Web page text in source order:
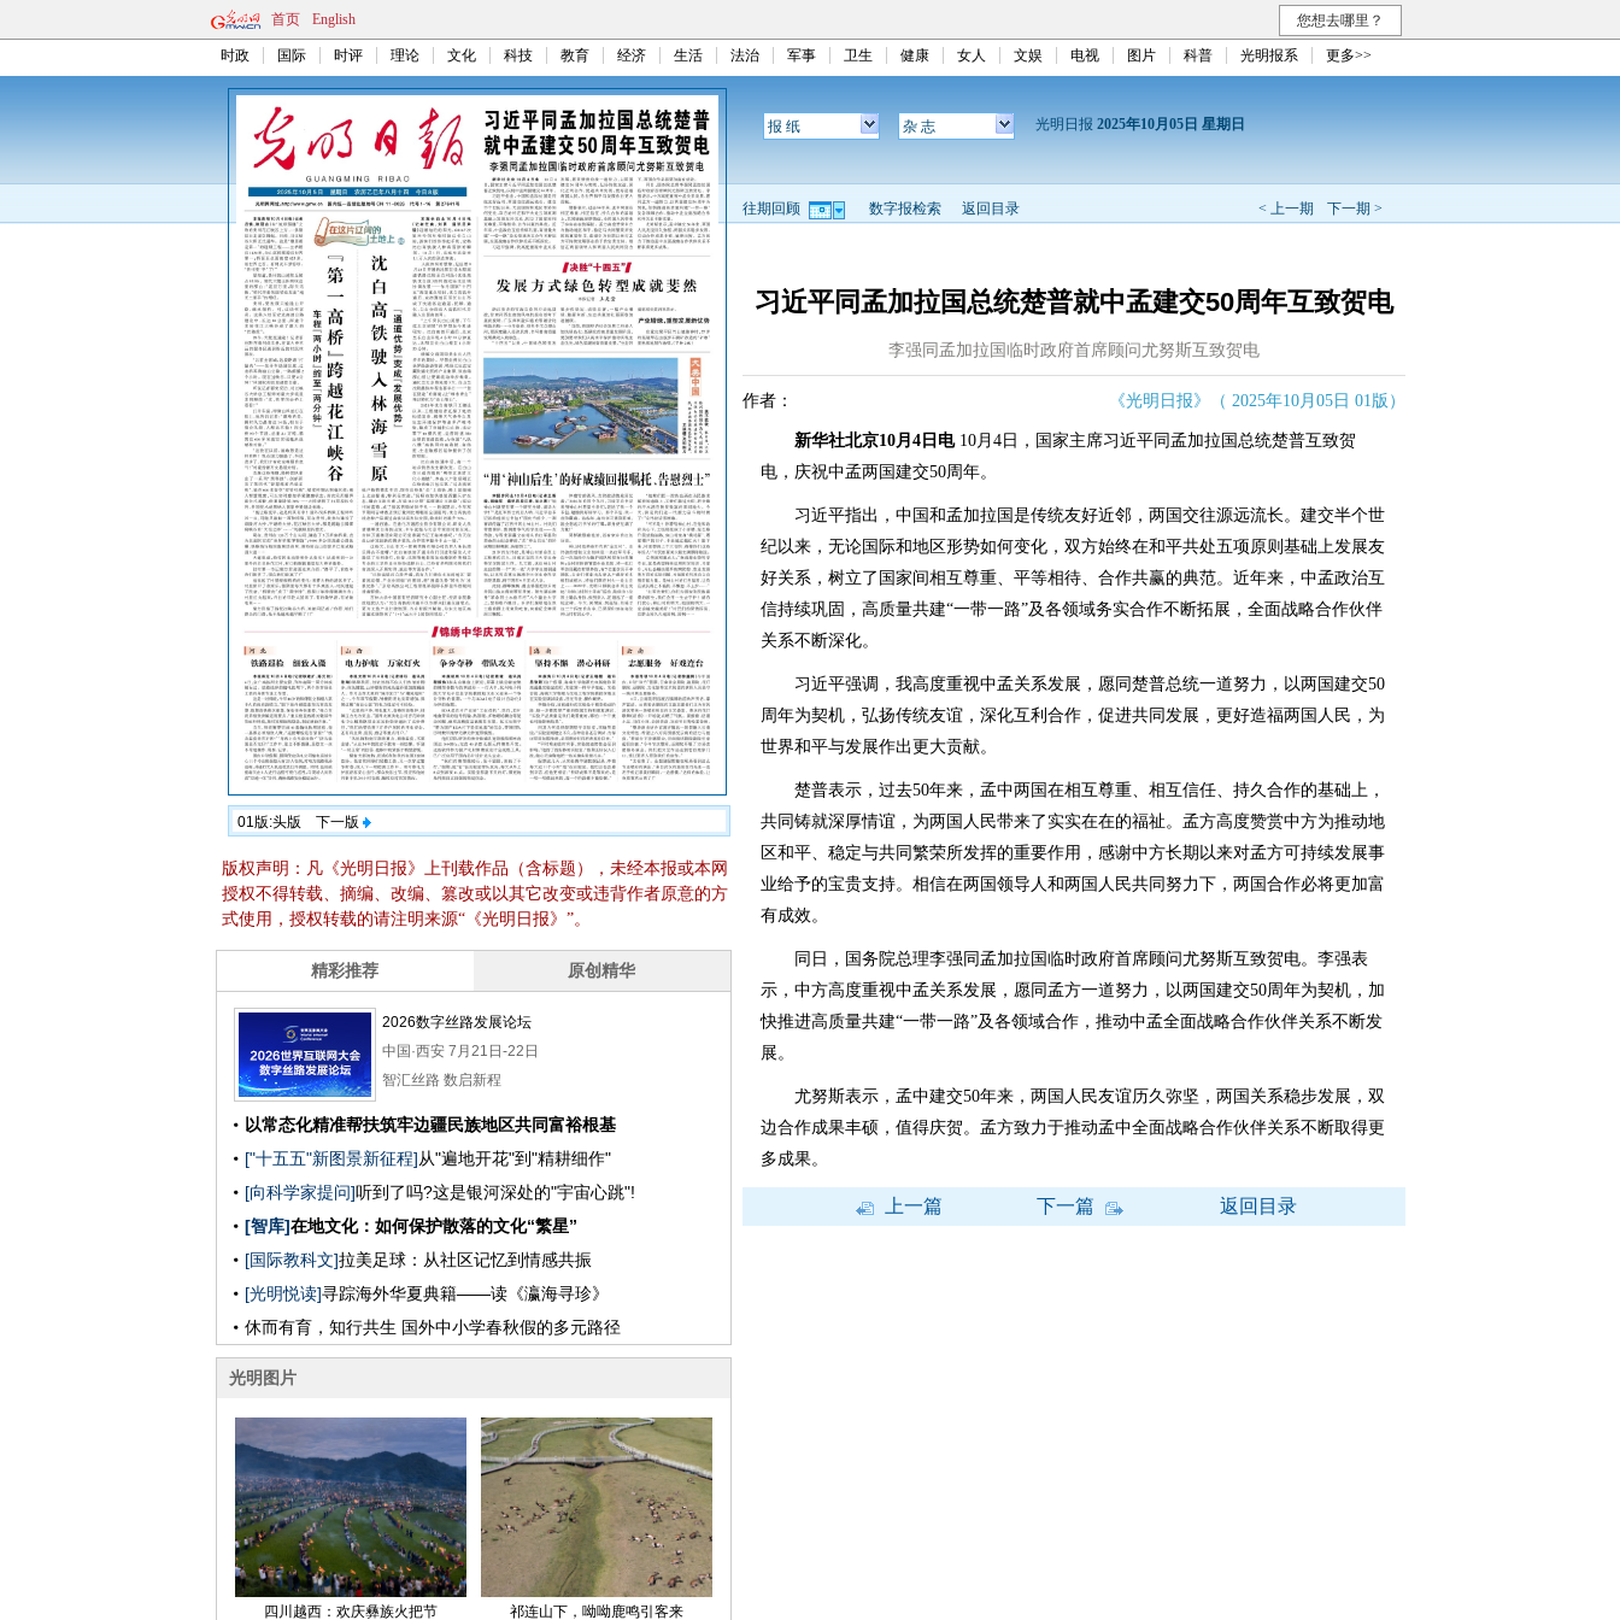
首页 English 您想去哪里？
时政 国际 时评 理论 文化 科技 教育 经济 生活 法治 军事 卫生 健康 女人 文娱 电视 图片 科普 光明报系 更多>>
01版:头版 下一版
版权声明：凡《光明日报》上刊载作品（含标题），未经本报或本网
授权不得转载、摘编、改编、篡改或以其它改变或违背作者原意的方
式使用，授权转载的请注明来源“《光明日报》”。
报 纸 杂 志 光明日报 2025年10月05日 星期日
< 上一期 下一期 >
往期回顾 数字报检索 返回目录
习近平同孟加拉国总统楚普就中孟建交50周年互致贺电
李强同孟加拉国临时政府首席顾问尤努斯互致贺电
作者： 《光明日报》（ 2025年10月05日 01版）
新华社北京10月4日电10月4日，国家主席习近平同孟加拉国总统楚普互致贺
电，庆祝中孟两国建交50周年。
习近平指出，中国和孟加拉国是传统友好近邻，两国交往源远流长。建交半个世
纪以来，无论国际和地区形势如何变化，双方始终在和平共处五项原则基础上发展友
好关系，树立了国家间相互尊重、平等相待、合作共赢的典范。近年来，中孟政治互
信持续巩固，高质量共建“一带一路”及各领域务实合作不断拓展，全面战略合作伙伴
关系不断深化。
习近平强调，我高度重视中孟关系发展，愿同楚普总统一道努力，以两国建交50
周年为契机，弘扬传统友谊，深化互利合作，促进共同发展，更好造福两国人民，为
世界和平与发展作出更大贡献。
楚普表示，过去50年来，孟中两国在相互尊重、相互信任、持久合作的基础上，
共同铸就深厚情谊，为两国人民带来了实实在在的福祉。孟方高度赞赏中方为推动地
区和平、稳定与共同繁荣所发挥的重要作用，感谢中方长期以来对孟方可持续发展事
业给予的宝贵支持。相信在两国领导人和两国人民共同努力下，两国合作必将更加富
有成效。
同日，国务院总理李强同孟加拉国临时政府首席顾问尤努斯互致贺电。李强表
示，中方高度重视中孟关系发展，愿同孟方一道努力，以两国建交50周年为契机，加
快推进高质量共建“一带一路”及各领域合作，推动中孟全面战略合作伙伴关系不断发
展。
尤努斯表示，孟中建交50年来，两国人民友谊历久弥坚，两国关系稳步发展，双
边合作成果丰硕，值得庆贺。孟方致力于推动孟中全面战略合作伙伴关系不断取得更
多成果。
上一篇 下一篇 返回目录